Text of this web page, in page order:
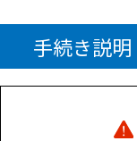
手続き説明